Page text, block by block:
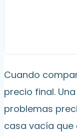
Cuando
precio final.
problemas
casa vacía que